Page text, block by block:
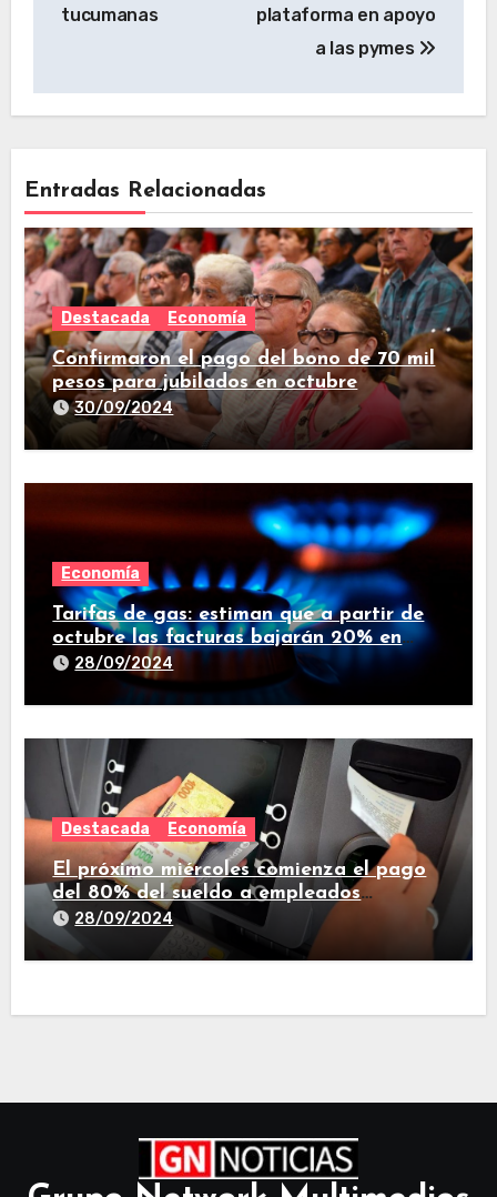
tucumanas
plataforma en apoyo
a las pymes
Entradas Relacionadas
Destacada Economía
Confirmaron el pago del bono de 70 mil
pesos para jubilados en octubre
30/09/2024
Economía
Tarifas de gas: estiman que a partir de
octubre las facturas bajarán 20% en
promedio
28/09/2024
Destacada Economía
El próximo miércoles comienza el pago
del 80% del sueldo a empleados
estatales de Tucumán
28/09/2024